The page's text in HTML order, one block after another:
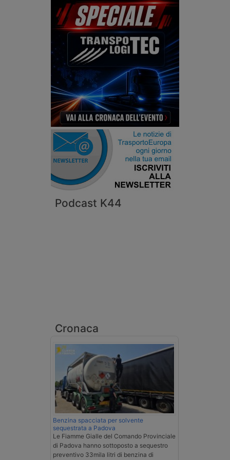
Podcast K44
Cronaca
Benzina spacciata per solvente
sequestrata a Padova
Le Fiamme Gialle del Comando Provinciale
di Padova hanno sottoposto a sequestro
preventivo 33mila litri di benzina di